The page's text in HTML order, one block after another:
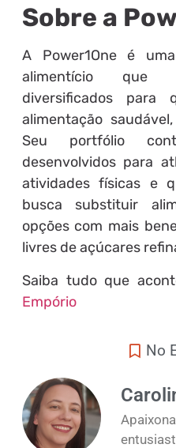
Sobre a
A Power1One é
alimentício que
diversificados para
alimentação
Seu portfólio
desenvolvidos para
atividades físicas e
busca substituir
opções com mais
livres de açúcares
Saiba tudo que
Empório
No